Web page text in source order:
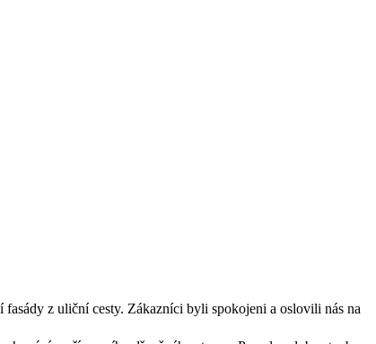
z uliční cesty. Zákazníci byli spokojeni a oslovili nás na